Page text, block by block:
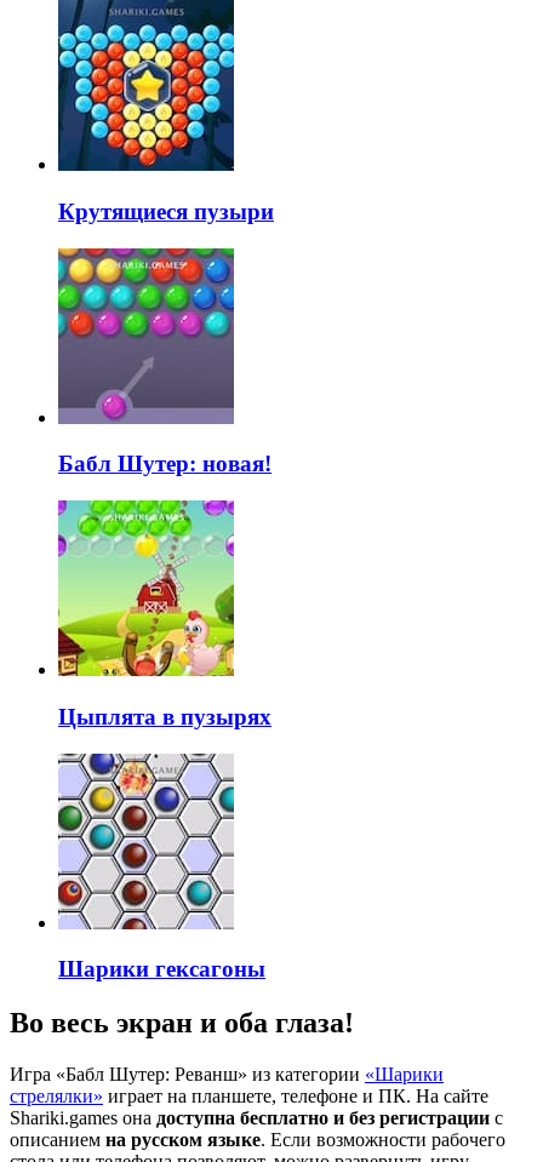
Крутящиеся пузыри
Бабл Шутер: новая!
Цыплята в пузырях
Шарики гексагоны
Во весь экран и оба глаза!
Игра «Бабл Шутер: Реванш» из категории «Шарики
стрелялки» играет на планшете, телефоне и ПК. На сайте
Shariki.games она доступна бесплатно и без регистрации с
описанием на русском языке. Если возможности рабочего